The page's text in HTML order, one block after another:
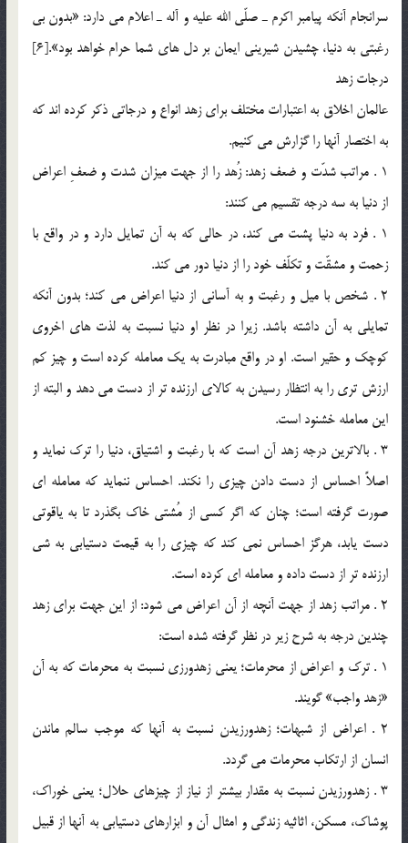
سرانجام آنكه پيامبر اكرم ـ صلّي الله عليه و آله ـ اعلام مي دارد: «بدون بي
رغبتي به دنيا، چشيدن شيريني ايمان بر دل هاي شما حرام خواهد بود».[6]
درجات زهد
عالمان اخلاق به اعتبارات مختلف براي زهد انواع و درجاتي ذكر كرده اند كه
به اختصار آنها را گزارش مي كنيم.
1 . مراتب شدّت و ضعف زهد: زُهد را از جهت ميزان شدت و ضعفِ اعراض
از دنيا به سه درجه تقسيم مي كنند:
1 . فرد به دنيا پشت مي كند، در حالي كه به آن تمايل دارد و در واقع با
زحمت و مشقّت و تكلّف خود را از دنيا دور مي كند.
2 . شخص با ميل و رغبت و به آساني از دنيا اعراض مي كند؛ بدون آنكه
تمايلي به آن داشته باشد. زيرا در نظر او دنيا نسبت به لذت هاي اخروي
كوچك و حقير است. او در واقع مبادرت به يك معامله كرده است و چيز كم
ارزش تري را به انتظار رسيدن به كالاي ارزنده تر از دست مي دهد و البته از
اين معامله خشنود است.
3 . بالاترين درجه زهد آن است كه با رغبت و اشتياق، دنيا را ترك نمايد و
اصلاً احساس از دست دادن چيزي را نكند. احساس ننمايد كه معامله اي
صورت گرفته است؛ چنان كه اگر كسي از مُشتي خاك بگذرد تا به ياقوتي
دست يابد، هرگز احساس نمي كند كه چيزي را به قيمت دستيابي به شي
ارزنده تر از دست داده و معامله اي كرده است.
2 . مراتب زهد از جهت آنچه از آن اعراض مي شود: از اين جهت براي زهد
چندين درجه به شرح زير در نظر گرفته شده است:
1 . ترك و اعراض از محرمات؛ يعني زهدورزي نسبت به محرمات كه به آن
«زهد واجب» گويند.
2 . اعراض از شبهات؛ زهدورزيدن نسبت به آنها كه موجب سالم ماندن
انسان از ارتكاب محرمات مي گردد.
3 . زهدورزيدن نسبت به مقدار بيشتر از نياز از چيزهاي حلال؛ يعني خوراك،
پوشاك، مسكن، اثاثيه زندگي و امثال آن و ابزارهاي دستيابي به آنها از قبيل